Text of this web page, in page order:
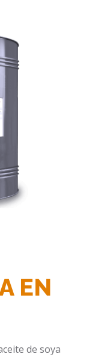
EN
de soya